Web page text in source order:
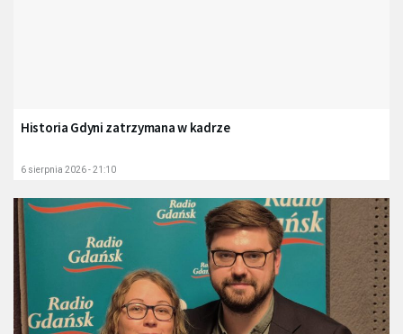
Historia Gdyni zatrzymana w kadrze
6 sierpnia 2026 - 21:10